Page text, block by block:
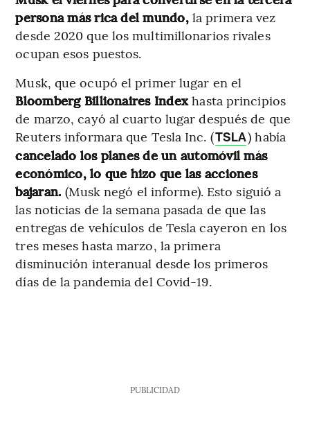
persona más rica del mundo,la primera vez
desde 2020 que los multimillonarios rivales
ocupan esos puestos.
Musk, que ocupó el primer lugar en el
Bloomberg Billionaires Indexhasta principios
de marzo, cayó al cuarto lugar después de que
Reuters informara que Tesla Inc. (TSLA) había
cancelado los planes de un automóvil más
económico, lo que hizo que las acciones
bajaran. (Musk negó el informe). Esto siguió a
las noticias de la semana pasada de que las
entregas de vehículos de Tesla cayeron en los
tres meses hasta marzo, la primera
disminución interanual desde los primeros
días de la pandemia del Covid-19.
PUBLICIDAD